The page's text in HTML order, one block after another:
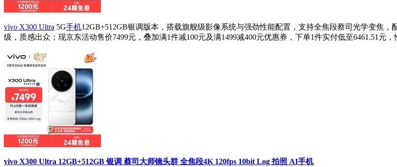
vivo X300 Ultra 5G手机12GB+512GB银调版本，搭载旗舰级影像系统与强劲性能配置，支持全焦段蔡司光学变焦
级，质感出众；现京东活动售价7499元，叠加满1件减100元及满1499减400元优惠券，下单1件实付低至6461.51元，
vivo X300 Ultra 12GB+512GB 银调 蔡司大师镜头群 全焦段4K 120fps 10bit Log 拍照 AI手机